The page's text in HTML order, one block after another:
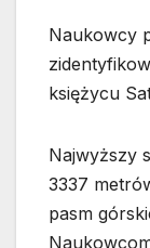
Naukowcy
księżycu
Najwyższy
3337
pasm